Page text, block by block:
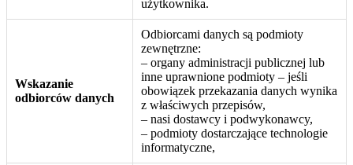
użytkownika.
Wskazanie
odbiorców danych
Odbiorcami danych są podmioty
zewnętrzne:
– organy administracji publicznej lub
inne uprawnione podmioty – jeśli
obowiązek przekazania danych wynika
z właściwych przepisów,
– nasi dostawcy i podwykonawcy,
– podmioty dostarczające technologie
informatyczne,